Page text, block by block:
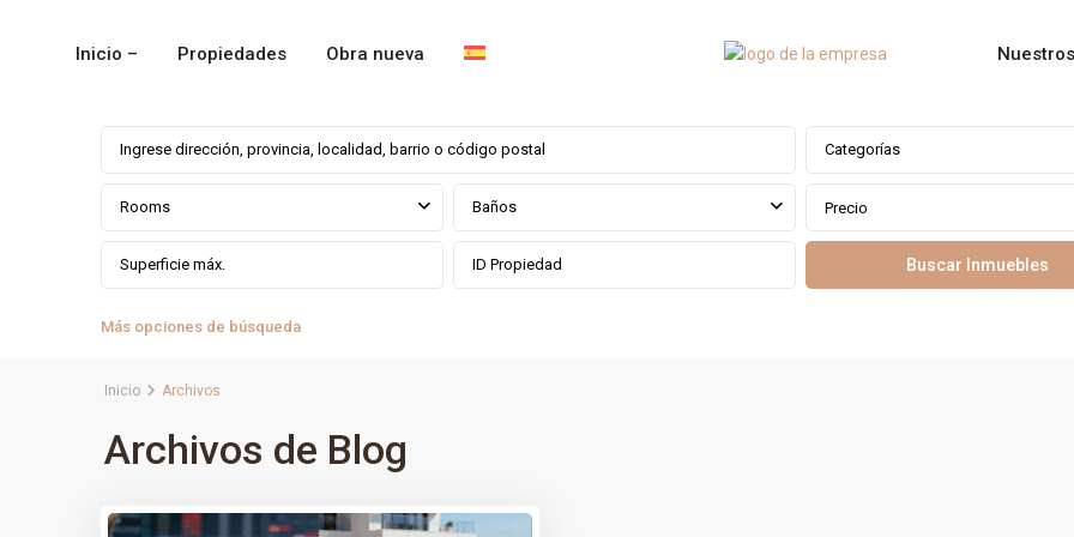
Inicio – Propiedades Obra nueva
Categorías
Rooms Baños Precio
Más opciones de búsqueda
Inicio Archivos
Archivos de Blog